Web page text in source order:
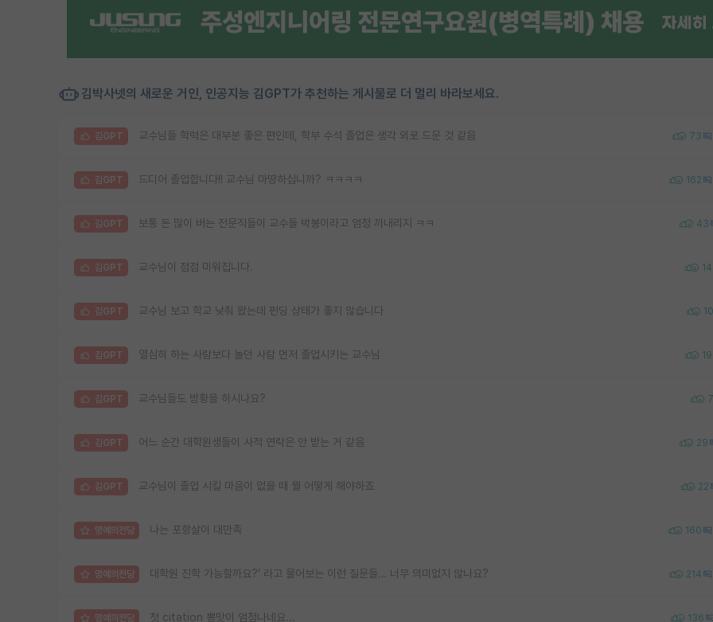
김박사넷의 새로운 거인, 인공지능 김GPT가 추천하는 게시물로 더 멀리 바라보세요.
김GPT 교수님들 학력은 대부분 좋은 편인데, 학부 수석 졸업은 생각 외로 드문 것 같음 73
김GPT 드디어 졸업합니다!! 교수님 마땅하십니까? ㅋㅋㅋㅋ 162
김GPT 보통 돈 많이 버는 전문직들이 교수들 박봉이라고 엄청 까내리지 ㅋㅋ 43
김GPT 교수님이 점점 미워집니다. 14
김GPT 교수님 보고 학교 낮춰 왔는데 펀딩 상태가 좋지 않습니다 10
김GPT 열심히 하는 사람보다 놀던 사람 먼저 졸업시키는 교수님 19
김GPT 교수님들도 방황을 하시나요? 7
김GPT 어느 순간 대학원생들이 사적 연락은 안 받는 거 같음 29
김GPT 교수님이 졸업 시킬 마음이 없을 때 뭘 어떻게 해야하죠 22
명예의전당 나는 포항살이 대만족 160
명예의전당 대학원 진학 가능할까요?’ 라고 물어보는 이런 질문들… 너무 의미없지 않나요? 214
명예의전당 첫 citation 뽕맛이 엄청나네요... 136